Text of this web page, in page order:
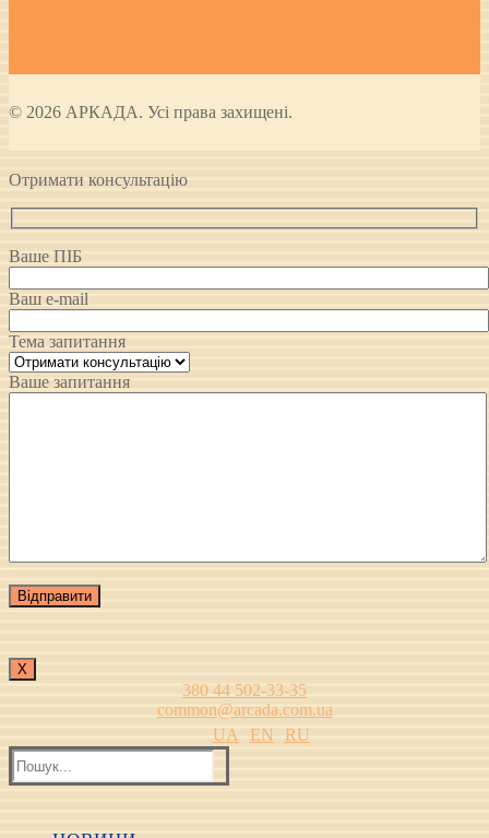
© 2026 АРКАДА. Усі права захищені.
Отримати консультацію
Ваше ПІБ
Ваш e-mail
Тема запитання
Ваше запитання
Х
380 44 502-33-35
common@arcada.com.ua
UA
EN
RU
Пошук: